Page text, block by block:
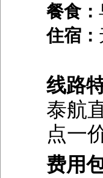
餐食：
住宿：
线路
泰航
点一
费用